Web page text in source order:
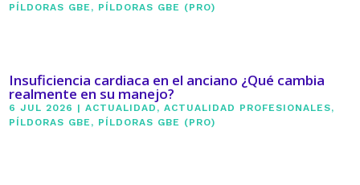
PÍLDORAS GBE , PÍLDORAS GBE (PRO)
Insuficiencia cardiaca en el anciano ¿Qué cambia
realmente en su manejo?
6 JUL 2026 |ACTUALIDAD ,ACTUALIDAD PROFESIONALES,
PÍLDORAS GBE , PÍLDORAS GBE (PRO)